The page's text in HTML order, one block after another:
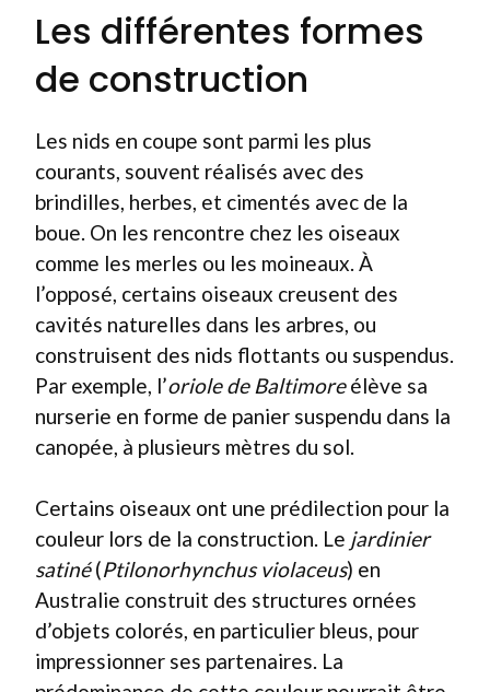
Les différentes formes
de construction
Les nids en coupe sont parmi les plus
courants, souvent réalisés avec des
brindilles, herbes, et cimentés avec de la
boue. On les rencontre chez les oiseaux
comme les merles ou les moineaux. À
l’opposé, certains oiseaux creusent des
cavités naturelles dans les arbres, ou
construisent des nids flottants ou suspendus.
Par exemple, l’oriole de Baltimoreélève sa
nurserie en forme de panier suspendu dans la
canopée, à plusieurs mètres du sol.
Certains oiseaux ont une prédilection pour la
couleur lors de la construction. Le jardinier
satiné(Ptilonorhynchus violaceus) en
Australie construit des structures ornées
d’objets colorés, en particulier bleus, pour
impressionner ses partenaires. La